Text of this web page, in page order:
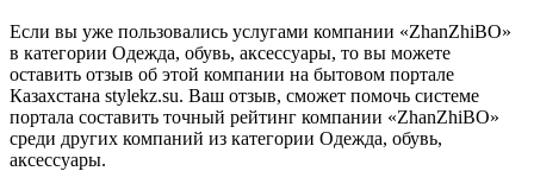
Если вы уже пользовались услугами компании «ZhanZhiBO»
в категории Одежда, обувь, аксессуары, то вы можете
оставить отзыв об этой компании на бытовом портале
Казахстана stylekz.su. Ваш отзыв, сможет помочь системе
портала составить точный рейтинг компании «ZhanZhiBO»
среди других компаний из категории Одежда, обувь,
аксессуары.